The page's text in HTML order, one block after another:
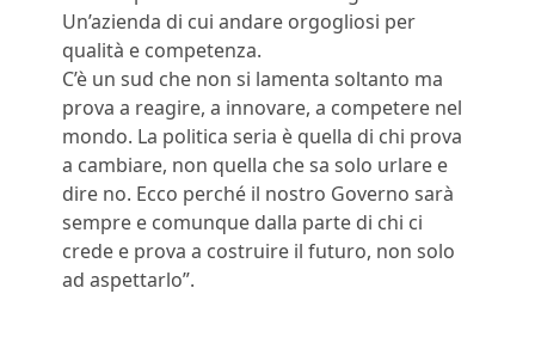
Un’azienda di cui andare orgogliosi per
qualità e competenza.
C’è un sud che non si lamenta soltanto ma
prova a reagire, a innovare, a competere nel
mondo. La politica seria è quella di chi prova
a cambiare, non quella che sa solo urlare e
dire no. Ecco perché il nostro Governo sarà
sempre e comunque dalla parte di chi ci
crede e prova a costruire il futuro, non solo
ad aspettarlo”.